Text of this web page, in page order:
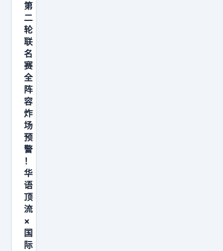
调
查
岂
能
患
拖
延
症
7
月
3
日
，
清
华
教
授
肖
第
二
轮
联
名
赛
全
阵
容
炸
场
预
警
！
华
语
顶
流
×
国
际